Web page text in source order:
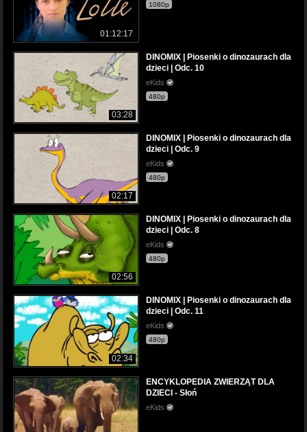
01:12:17
1080p
03:28
DINOMIX | Piosenki o dinozaurach dla
dzieci | Odc. 10
eKids
480p
02:17
DINOMIX | Piosenki o dinozaurach dla
dzieci | Odc. 9
eKids
480p
02:56
DINOMIX | Piosenki o dinozaurach dla
dzieci | Odc. 8
eKids
480p
02:34
DINOMIX | Piosenki o dinozaurach dla
dzieci | Odc. 11
eKids
480p
ENCYKLOPEDIA ZWIERZĄT DLA
DZIECI - Słoń
eKids